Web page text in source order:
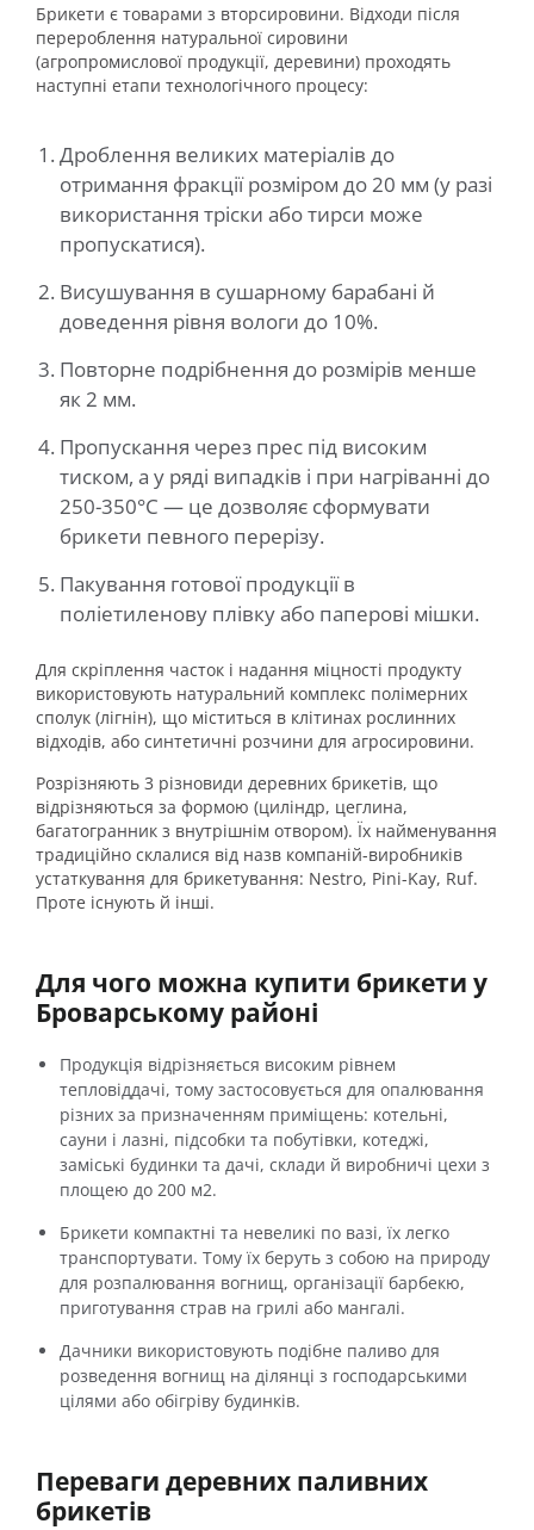
Брикети є товарами з вторсировини. Відходи після
перероблення натуральної сировини
(агропромислової продукції, деревини) проходять
наступні етапи технологічного процесу:
Дроблення великих матеріалів до
отримання фракції розміром до 20 мм (у разі
використання тріски або тирси може
пропускатися).
Висушування в сушарному барабані й
доведення рівня вологи до 10%.
Повторне подрібнення до розмірів менше
як 2 мм.
Пропускання через прес під високим
тиском, а у ряді випадків і при нагріванні до
250-350°С — це дозволяє сформувати
брикети певного перерізу.
Пакування готової продукції в
поліетиленову плівку або паперові мішки.
Для скріплення часток і надання міцності продукту
використовують натуральний комплекс полімерних
сполук (лігнін), що міститься в клітинах рослинних
відходів, або синтетичні розчини для агросировини.
Розрізняють 3 різновиди деревних брикетів, що
відрізняються за формою (циліндр, цеглина,
багатогранник з внутрішнім отвором). Їх найменування
традиційно склалися від назв компаній-виробників
устаткування для брикетування: Nestro, Pini-Kay, Ruf.
Проте існують й інші.
Для чого можна купити брикети у
Броварському районі
Продукція відрізняється високим рівнем
тепловіддачі, тому застосовується для опалювання
різних за призначенням приміщень: котельні,
сауни і лазні, підсобки та побутівки, котеджі,
заміські будинки та дачі, склади й виробничі цехи з
площею до 200 м2.
Брикети компактні та невеликі по вазі, їх легко
транспортувати. Тому їх беруть з собою на природу
для розпалювання вогнищ, організації барбекю,
приготування страв на грилі або мангалі.
Дачники використовують подібне паливо для
розведення вогнищ на ділянці з господарськими
цілями або обігріву будинків.
Переваги деревних паливних
брикетів